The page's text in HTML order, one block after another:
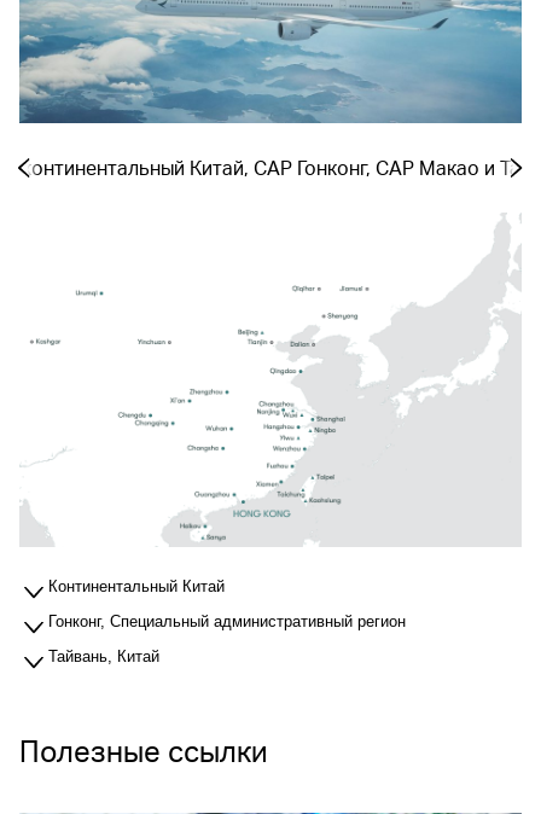
− континентальный Китай, САР Гонконг, САР Макао и
Континентальный Китай
Гонконг, Специальный административный регион
Тайвань, Китай
Полезные ссылки